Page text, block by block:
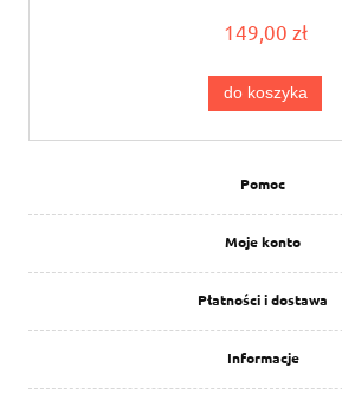
149,00 zł
do koszyka
Pomoc
Moje konto
Płatności i dostawa
Informacje